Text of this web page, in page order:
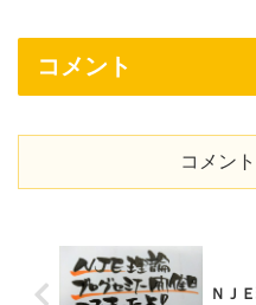
コメント
コメン
ＮＪ